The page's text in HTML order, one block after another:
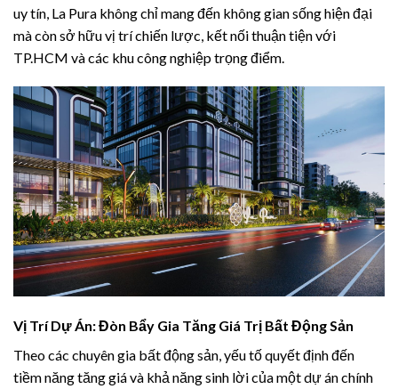
uy tín, La Pura không chỉ mang đến không gian sống hiện đại
mà còn sở hữu vị trí chiến lược, kết nối thuận tiện với
TP.HCM và các khu công nghiệp trọng điểm.
Vị Trí Dự Án: Đòn Bẩy Gia Tăng Giá Trị Bất Động Sản
Theo các chuyên gia bất động sản, yếu tố quyết định đến
tiềm năng tăng giá và khả năng sinh lời của một dự án chính